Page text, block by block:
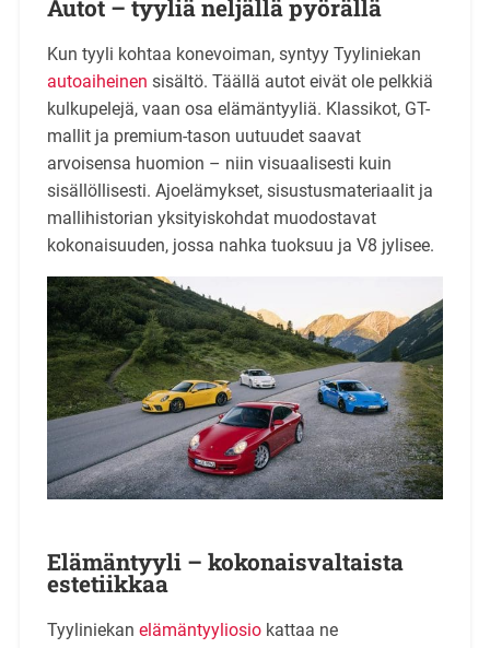
Autot – tyyliä neljällä pyörällä
Kun tyyli kohtaa konevoiman, syntyy Tyyliniekan
autoaiheinen sisältö. Täällä autot eivät ole pelkkiä
kulkupelejä, vaan osa elämäntyyliä. Klassikot, GT-
mallit ja premium-tason uutuudet saavat
arvoisensa huomion – niin visuaalisesti kuin
sisällöllisesti. Ajoelämykset, sisustusmateriaalit ja
mallihistorian yksityiskohdat muodostavat
kokonaisuuden, jossa nahka tuoksuu ja V8 jylisee.
Elämäntyyli – kokonaisvaltaista
estetiikkaa
Tyyliniekan elämäntyyliosiokattaa ne